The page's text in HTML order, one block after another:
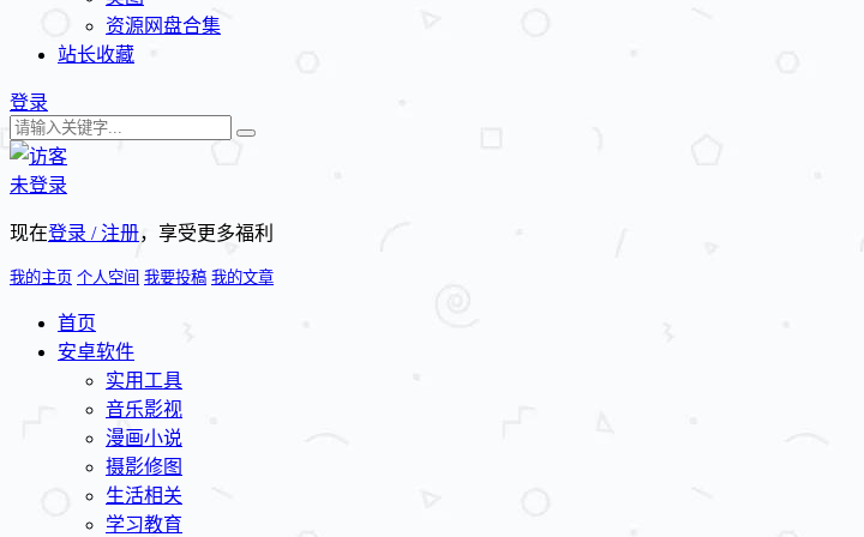
资源网盘合集
站长收藏
登录
未登录
现在登录 / 注册，享受更多福利
我的主页 个人空间 我要投稿 我的文章
首页
安卓软件
实用工具
音乐影视
漫画小说
摄影修图
生活相关
学习教育